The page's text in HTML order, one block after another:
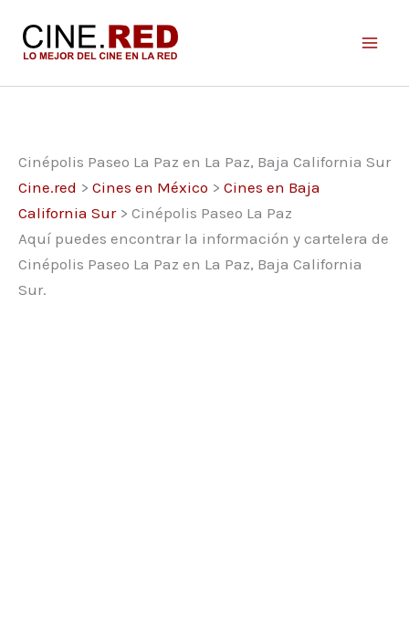
contenido
Cinépolis Paseo La Paz en La Paz, Baja California Sur
Cine.red > Cines en México > Cines en Baja
California Sur > Cinépolis Paseo La Paz
Aquí puedes encontrar la información y cartelera de
Cinépolis Paseo La Paz en La Paz, Baja California
Sur.